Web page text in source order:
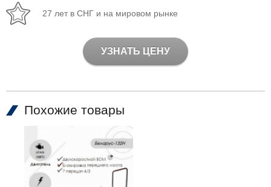
27 лет в СНГ и на мировом рынке
УЗНАТЬ ЦЕНУ
Похожие товары